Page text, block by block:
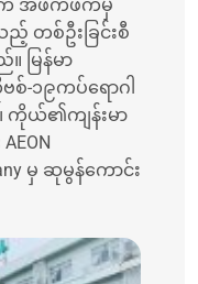
အဖက်ဖက်မှ
တစ်ဦးခြင်းစီ
မြန်မာ
စ်-၁၉ကပ်ရောဂါ
၊ ကိုယ်၏ကျန်းမာ
မှ ဆုမွန်ကောင်း